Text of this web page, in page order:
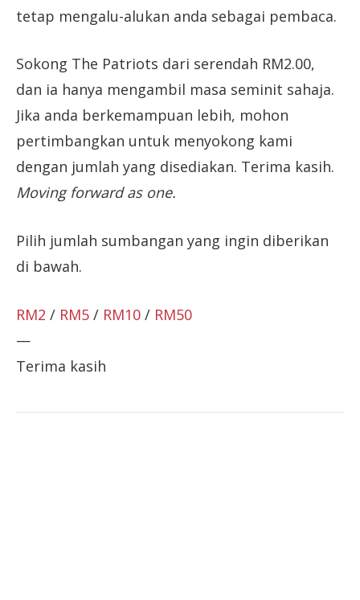
tetap mengalu-alukan anda sebagai pembaca.
Sokong The Patriots dari serendah RM2.00,
dan ia hanya mengambil masa seminit sahaja.
Jika anda berkemampuan lebih, mohon
pertimbangkan untuk menyokong kami
dengan jumlah yang disediakan. Terima kasih.
Moving forward as one.
Pilih jumlah sumbangan yang ingin diberikan
di bawah.
RM2 / RM5 / RM10 / RM50
—
Terima kasih